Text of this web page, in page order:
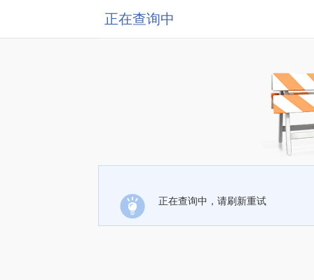
正在查询中
正在查询中，请刷新重试